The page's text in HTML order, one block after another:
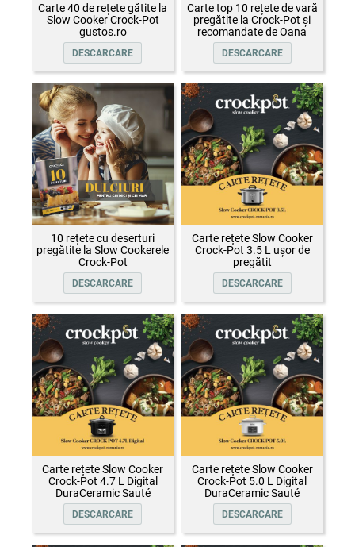
Carte 40 de rețete gătite la
Slow Cooker Crock-Pot
gustos.ro
DESCARCARE
Carte top 10 rețete de vară
pregătite la Crock-Pot și
recomandate de Oana
Țepelin
DESCARCARE
10 rețete cu deserturi
pregătite la Slow Cookerele
Crock-Pot
DESCARCARE
Carte rețete Slow Cooker
Crock-Pot 3.5 L ușor de
pregătit
DESCARCARE
Carte rețete Slow Cooker
Crock-Pot 4.7 L Digital
DuraCeramic Sauté
DESCARCARE
Carte rețete Slow Cooker
Crock-Pot 5.0 L Digital
DuraCeramic Sauté
DESCARCARE